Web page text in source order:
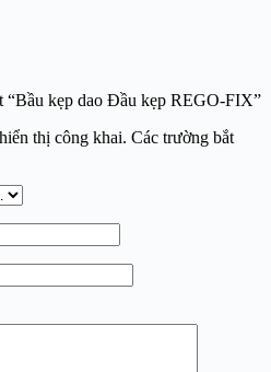
“Bầu kẹp dao Đầu kẹp REGO-FIX”
thị công khai. Các trường bắt